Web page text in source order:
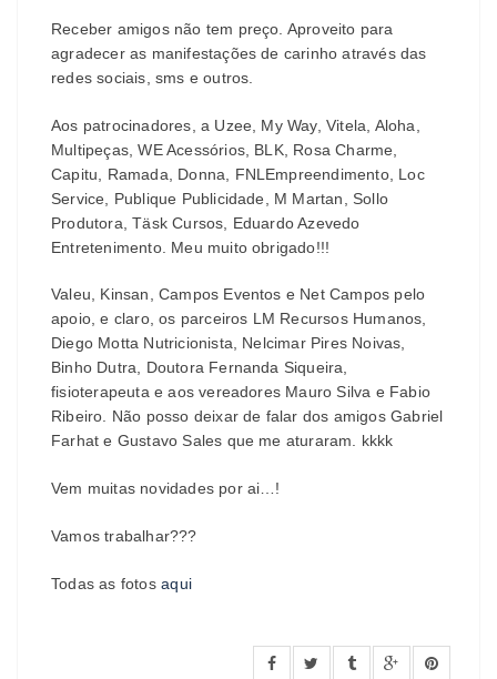
Receber amigos não tem preço. Aproveito para
agradecer as manifestações de carinho através das
redes sociais, sms e outros.
Aos patrocinadores, a Uzee, My Way, Vitela, Aloha,
Multipeças, WE Acessórios, BLK, Rosa Charme,
Capitu, Ramada, Donna, FNLEmpreendimento, Loc
Service, Publique Publicidade, M Martan, Sollo
Produtora, Täsk Cursos, Eduardo Azevedo
Entretenimento. Meu muito obrigado!!!
Valeu, Kinsan, Campos Eventos e Net Campos pelo
apoio, e claro, os parceiros LM Recursos Humanos,
Diego Motta Nutricionista, Nelcimar Pires Noivas,
Binho Dutra, Doutora Fernanda Siqueira,
fisioterapeuta e aos vereadores Mauro Silva e Fabio
Ribeiro. Não posso deixar de falar dos amigos Gabriel
Farhat e Gustavo Sales que me aturaram. kkkk
Vem muitas novidades por ai…!
Vamos trabalhar???
Todas as fotos aqui